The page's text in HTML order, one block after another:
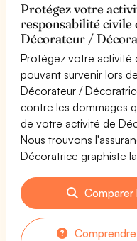
Protégez votre
responsabilité civile
Décorateur /
Protégez votre activité
pouvant survenir lors
Décorateur /
contre les dommages
de votre activité de
Nous trouvons
Décoratrice graphiste
Comparer